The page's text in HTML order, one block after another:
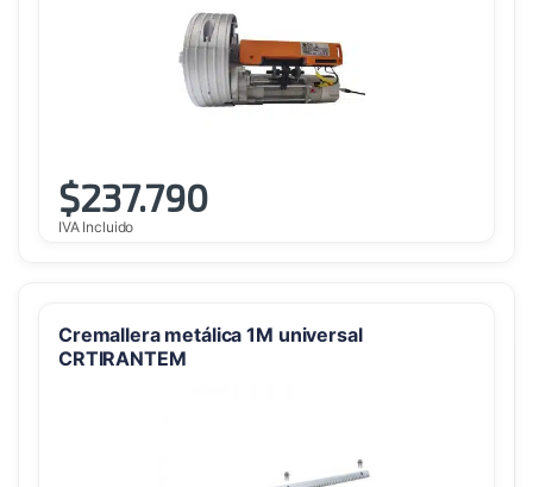
$237.790
IVA Incluido
Cremallera metálica 1M universal
CRTIRANTEM